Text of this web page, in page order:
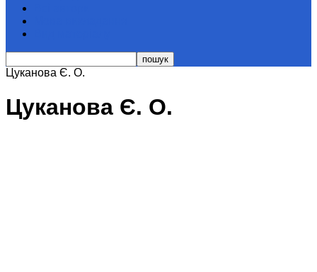
Цуканова Є. О.
Цуканова Є. О.